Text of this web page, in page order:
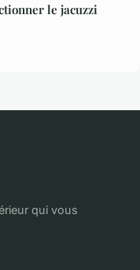
le jacuzzi
qui vous